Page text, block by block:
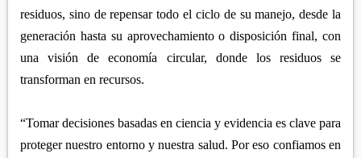
residuos, sino de repensar todo el ciclo de su manejo, desde la
generación hasta su aprovechamiento o disposición final, con
una visión de economía circular, donde los residuos se
transforman en recursos.
“Tomar decisiones basadas en ciencia y evidencia es clave para
proteger nuestro entorno y nuestra salud. Por eso confiamos en